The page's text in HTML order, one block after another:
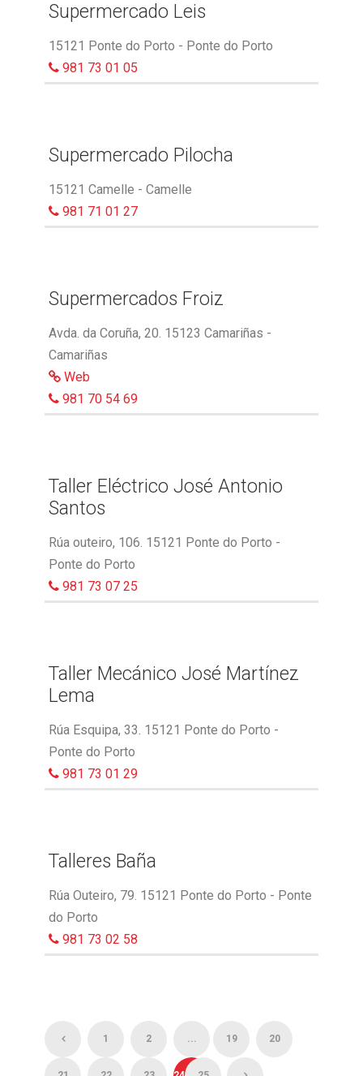
Supermercado Leis
15121 Ponte do Porto - Ponte do Porto
981 73 01 05
Supermercado Pilocha
15121 Camelle - Camelle
981 71 01 27
Supermercados Froiz
Avda. da Coruña, 20. 15123 Camariñas -
Camariñas
Web
981 70 54 69
Taller Eléctrico José Antonio
Santos
Rúa outeiro, 106. 15121 Ponte do Porto -
Ponte do Porto
981 73 07 25
Taller Mecánico José Martínez
Lema
Rúa Esquipa, 33. 15121 Ponte do Porto -
Ponte do Porto
981 73 01 29
Talleres Baña
Rúa Outeiro, 79. 15121 Ponte do Porto - Ponte
do Porto
981 73 02 58
1 2 ... 19 20